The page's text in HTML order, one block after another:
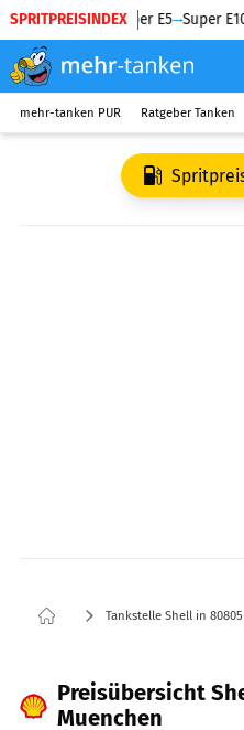
SPRITPREISINDEX
Diesel Super E5 Super E10
mehr-tanken PUR Ratgeber Tanken
Tankstelle Shell in
Preisübersicht
Muenchen